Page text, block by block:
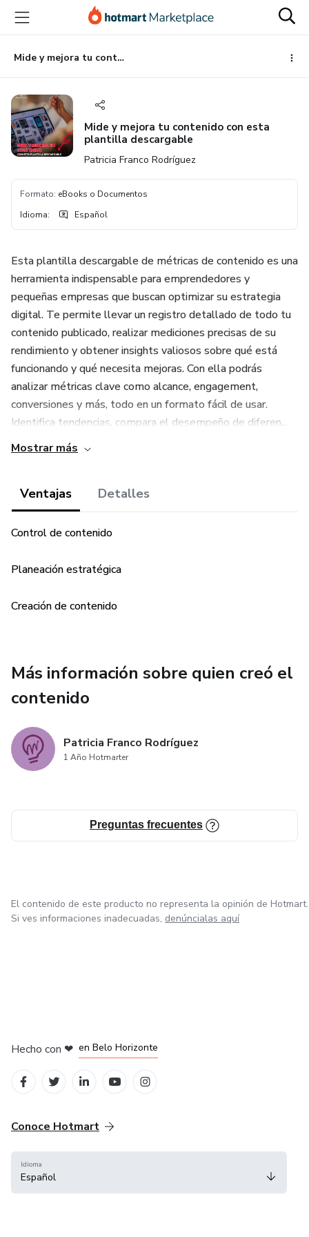
principal
página
de
página
Mide y mejora tu contenido con esta plantilla descargable
Mide y mejora tu contenido con esta
plantilla descargable
Patricia Franco Rodríguez
Formato: eBooks o Documentos
Idioma: Español
Esta plantilla descargable de métricas de contenido es una
herramienta indispensable para emprendedores y
pequeñas empresas que buscan optimizar su estrategia
digital. Te permite llevar un registro detallado de todo tu
contenido publicado, realizar mediciones precisas de su
rendimiento y obtener insights valiosos sobre qué está
funcionando y qué necesita mejoras. Con ella podrás
analizar métricas clave como alcance, engagement,
conversiones y más, todo en un formato fácil de usar.
Identifica tendencias, compara el desempeño de diferen...
Mostrar más
Ventajas Detalles
Control de contenido
Planeación estratégica
Creación de contenido
Más información sobre quien creó el
contenido
Patricia Franco Rodríguez
1 Año Hotmarter
Preguntas frecuentes
El contenido de este producto no representa la opinión de Hotmart.
Si ves informaciones inadecuadas, denúncialas aquí
Hecho con ❤ en Belo Horizonte
Conoce Hotmart
Idioma
Español